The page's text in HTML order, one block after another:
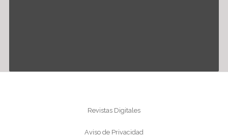
Revistas Digitales
Aviso de Privacidad